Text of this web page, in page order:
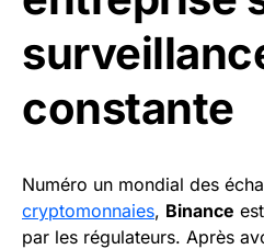
constante
Numéro un mondial des
cryptomonnaies, Binance
par les régulateurs. Après